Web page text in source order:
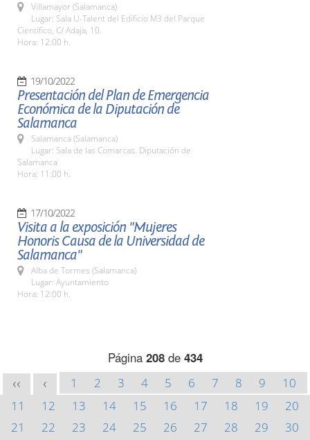
Villamayor (Salamanca)
Lugar: Sala U-Talent del Edificio M3 del Parque
Científico, C/ Adaja, 10.
Hora: 12:00 h.
19/10/2022
Presentación del Plan de Emergencia
Económica de la Diputación de
Salamanca
Salamanca (Salamanca)
Lugar: Sala de las Comarcas. Diputación de
Salamanca
Hora: 11:00 h.
17/10/2022
Visita a la exposición "Mujeres
Honoris Causa de la Universidad de
Salamanca"
Alba de Tormes (Salamanca)
Lugar: Ayuntamiento
Hora: 12:00 h.
Página 208de 434
<< < 1 2 3 4 5 6 7 8 9
10
11
12 13 14 15 16 17 18 19
20
21
22 23 24 25 26 27 28 29
30